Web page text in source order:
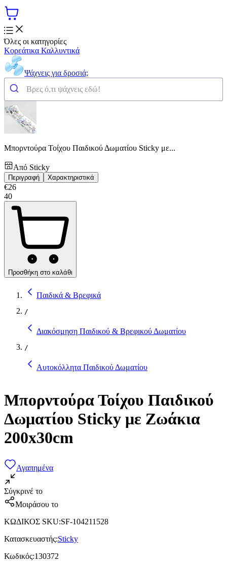
Όλες οι κατηγορίες
Κορεάτικα Καλλυντικά
Ψάχνεις για δροσιά;
Μπορντούρα Τοίχου Παιδικού Δωματίου Sticky με...
Από Sticky
Περιγραφή Χαρακτηριστικά
€26
40
Προσθήκη στο καλάθι
Παιδικά & Βρεφικά
/
Διακόσμηση Παιδικού & Βρεφικού Δωματίου
/
Αυτοκόλλητα Παιδικού Δωματίου
Μπορντούρα Τοίχου Παιδικού
Δωματίου Sticky με Ζωάκια
200x30cm
Αγαπημένα
Σύγκρινέ το
Μοιράσου το
ΚΩΔΙΚΟΣ SKU:SF-104211528
Κατασκευαστής:Sticky
Κωδικός:130372